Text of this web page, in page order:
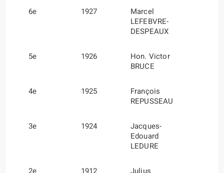
6e 1927
Marcel
LEFEBVRE-
DESPEAUX
5e 1926
Hon. Victor
BRUCE
4e 1925
François
REPUSSEAU
3e 1924
Jacques-
Edouard
LEDURE